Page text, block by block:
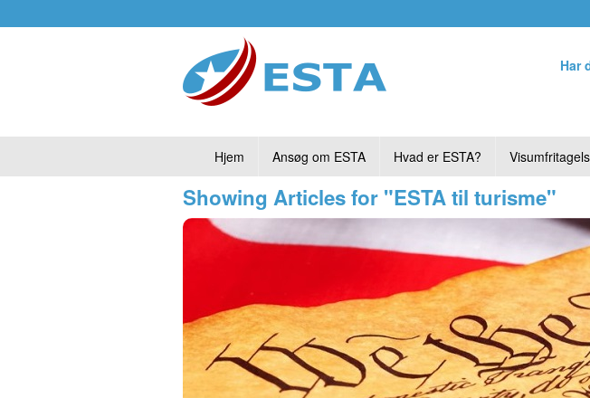
Har
Hjem Ansøg om ESTA Hvad er ESTA?
Showing Articles for "ESTA til turisme"